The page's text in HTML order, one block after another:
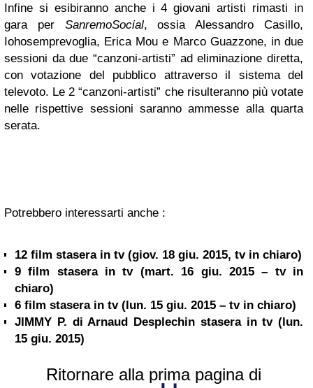
Infine si esibiranno anche i 4 giovani artisti rimasti in
gara per SanremoSocial, ossia Alessandro Casillo,
Iohosemprevoglia, Erica Mou e Marco Guazzone, in due
sessioni da due “canzoni-artisti” ad eliminazione diretta,
con votazione del pubblico attraverso il sistema del
televoto. Le 2 “canzoni-artisti” che risulteranno più votate
nelle rispettive sessioni saranno ammesse alla quarta
serata.
Potrebbero interessarti anche :
12 film stasera in tv (giov. 18 giu. 2015, tv in chiaro)
9 film stasera in tv (mart. 16 giu. 2015 – tv in
chiaro)
6 film stasera in tv (lun. 15 giu. 2015 – tv in chiaro)
JIMMY P. di Arnaud Desplechin stasera in tv (lun.
15 giu. 2015)
Ritornare alla prima pagina di